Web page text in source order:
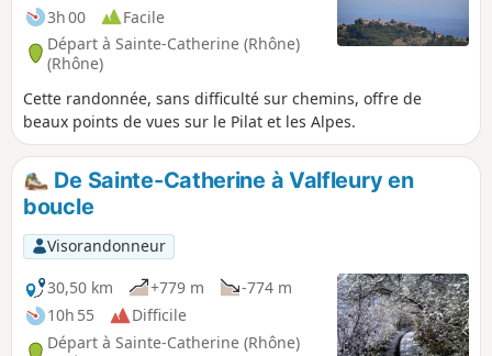
3h 00
Facile
Départ à Sainte-Catherine (Rhône)
(Rhône)
Cette randonnée, sans difficulté sur chemins, offre de
beaux points de vues sur le Pilat et les Alpes.
De Sainte-Catherine à Valfleury en
boucle
Visorandonneur
30,50 km
+779 m
-774 m
10h 55
Difficile
Départ à Sainte-Catherine (Rhône)